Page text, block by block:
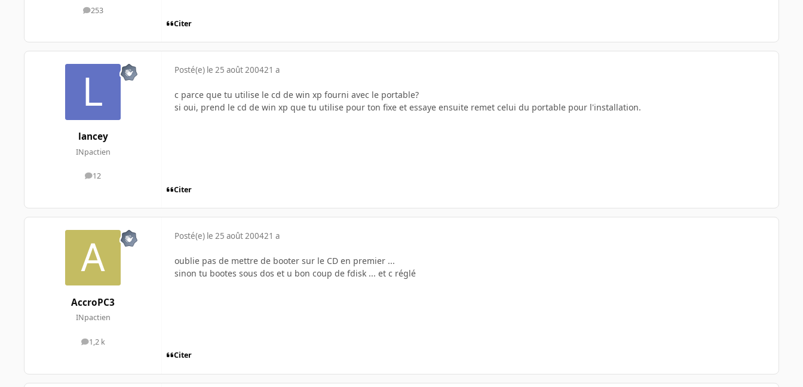
253
messages
Citer
lancey
INpactien
12
messages
Posté(e) le 25 août 200421 a
c parce que tu utilise le cd de win xp fourni avec le portable?
si oui, prend le cd de win xp que tu utilise pour ton fixe et essaye ensuite remet celui du portable pour l'installation.
Citer
AccroPC3
INpactien
1,2 k
messages
Posté(e) le 25 août 200421 a
oublie pas de mettre de booter sur le CD en premier ...
sinon tu bootes sous dos et u bon coup de fdisk ... et c réglé
Citer